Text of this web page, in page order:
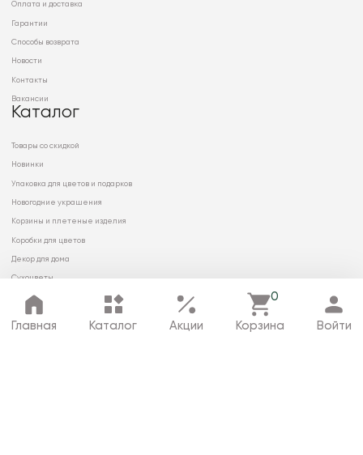
Главная Каталог Акции
0
Корзина Войти
Оплата и доставка
Гарантии
Способы возврата
Новости
Контакты
Вакансии
Каталог
Товары со скидкой
Новинки
Упаковка для цветов и подарков
Новогодние украшения
Корзины и плетеные изделия
Коробки для цветов
Декор для дома
Сухоцветы
© 2026 ООО «МИРРЭЙ»